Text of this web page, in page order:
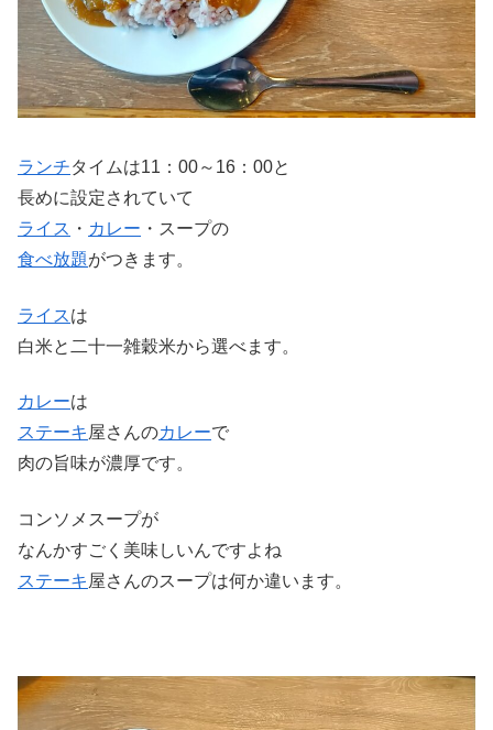
ランチタイムは11：00～16：00と
長めに設定されていて
ライス ・ カレー ・スープの
食べ放題がつきます。
ライスは
白米と二十一雑穀米から選べます。
カレーは
ステーキ 屋さんのカレーで
肉の旨味が濃厚です。
コンソメスープが
なんかすごく美味しいんですよね
ステーキ 屋さんのスープは何か違います。